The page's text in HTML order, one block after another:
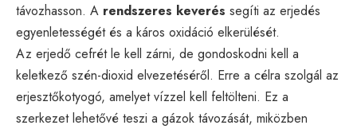
távozhasson. A rendszeres keverés segíti az erjedés
egyenletességét és a káros oxidáció elkerülését.
Az erjedő cefrét le kell zárni, de gondoskodni kell a
keletkező szén-dioxid elvezetéséről. Erre a célra szolgál az
erjesztőkotyogó, amelyet vízzel kell feltölteni. Ez a
szerkezet lehetővé teszi a gázok távozását, miközben